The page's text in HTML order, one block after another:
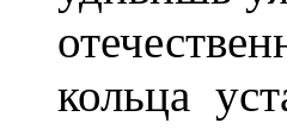
кольца